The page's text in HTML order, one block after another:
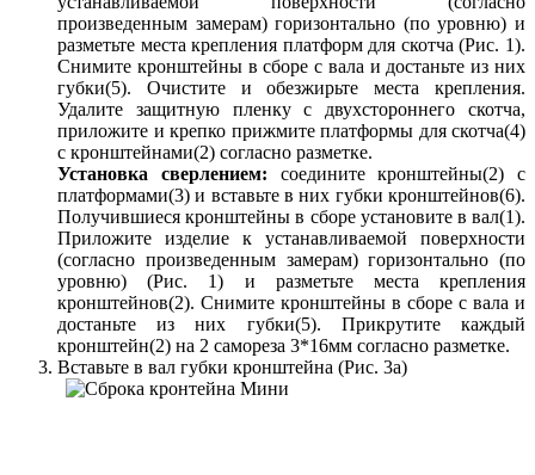
произведенным замерам) горизонтально (по уровню) и
разметьте места крепления платформ для скотча (Рис. 1).
Снимите кронштейны в сборе с вала и достаньте из них
губки(5). Очистите и обезжирьте места крепления.
Удалите защитную пленку с двухстороннего скотча,
приложите и крепко прижмите платформы для скотча(4)
с кронштейнами(2) согласно разметке.
Установка сверлением: соедините кронштейны(2) с
платформами(3) и вставьте в них губки кронштейнов(6).
Получившиеся кронштейны в сборе установите в вал(1).
Приложите изделие к устанавливаемой поверхности
(согласно произведенным замерам) горизонтально (по
уровню) (Рис. 1) и разметьте места крепления
кронштейнов(2). Снимите кронштейны в сборе с вала и
достаньте из них губки(5). Прикрутите каждый
кронштейн(2) на 2 самореза 3*16мм согласно разметке.
Вставьте в вал губки кронштейна (Рис. 3а)